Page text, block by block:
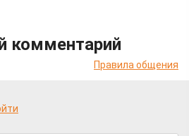
комментарий
Правила общения